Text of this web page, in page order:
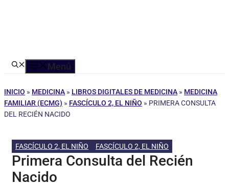
Menú
INICIO » MEDICINA » LIBROS DIGITALES DE MEDICINA » MEDICINA
FAMILIAR (ECMG) » FASCÍCULO 2, EL NIÑO » PRIMERA CONSULTA
DEL RECIÉN NACIDO
FASCÍCULO 2, EL NIÑO FASCÍCULO 2, EL NIÑO
Primera Consulta del Recién
Nacido